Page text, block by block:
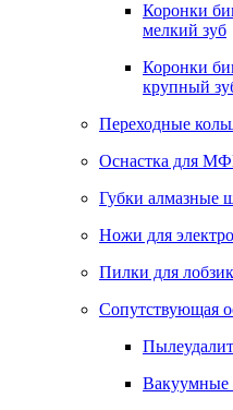
Коронки
мелкий зуб
Коронки
крупный
Переходные
Оснастка для
Губки алмазные
Ножи для
Пилки для
Сопутствующая
Вакуумные